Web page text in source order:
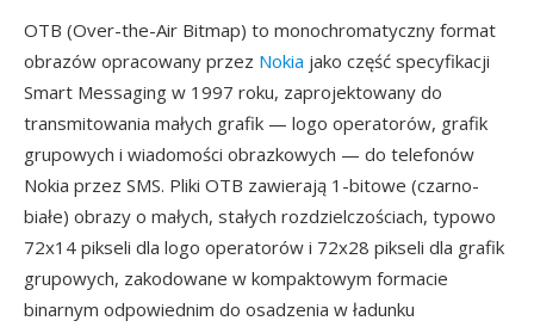
OTB (Over-the-Air Bitmap) to monochromatyczny format
obrazów opracowany przez Nokia jako część specyfikacji
Smart Messaging w 1997 roku, zaprojektowany do
transmitowania małych grafik — logo operatorów, grafik
grupowych i wiadomości obrazkowych — do telefonów
Nokia przez SMS. Pliki OTB zawierają 1-bitowe (czarno-
białe) obrazy o małych, stałych rozdzielczościach, typowo
72x14 pikseli dla logo operatorów i 72x28 pikseli dla grafik
grupowych, zakodowane w kompaktowym formacie
binarnym odpowiednim do osadzenia w ładunku